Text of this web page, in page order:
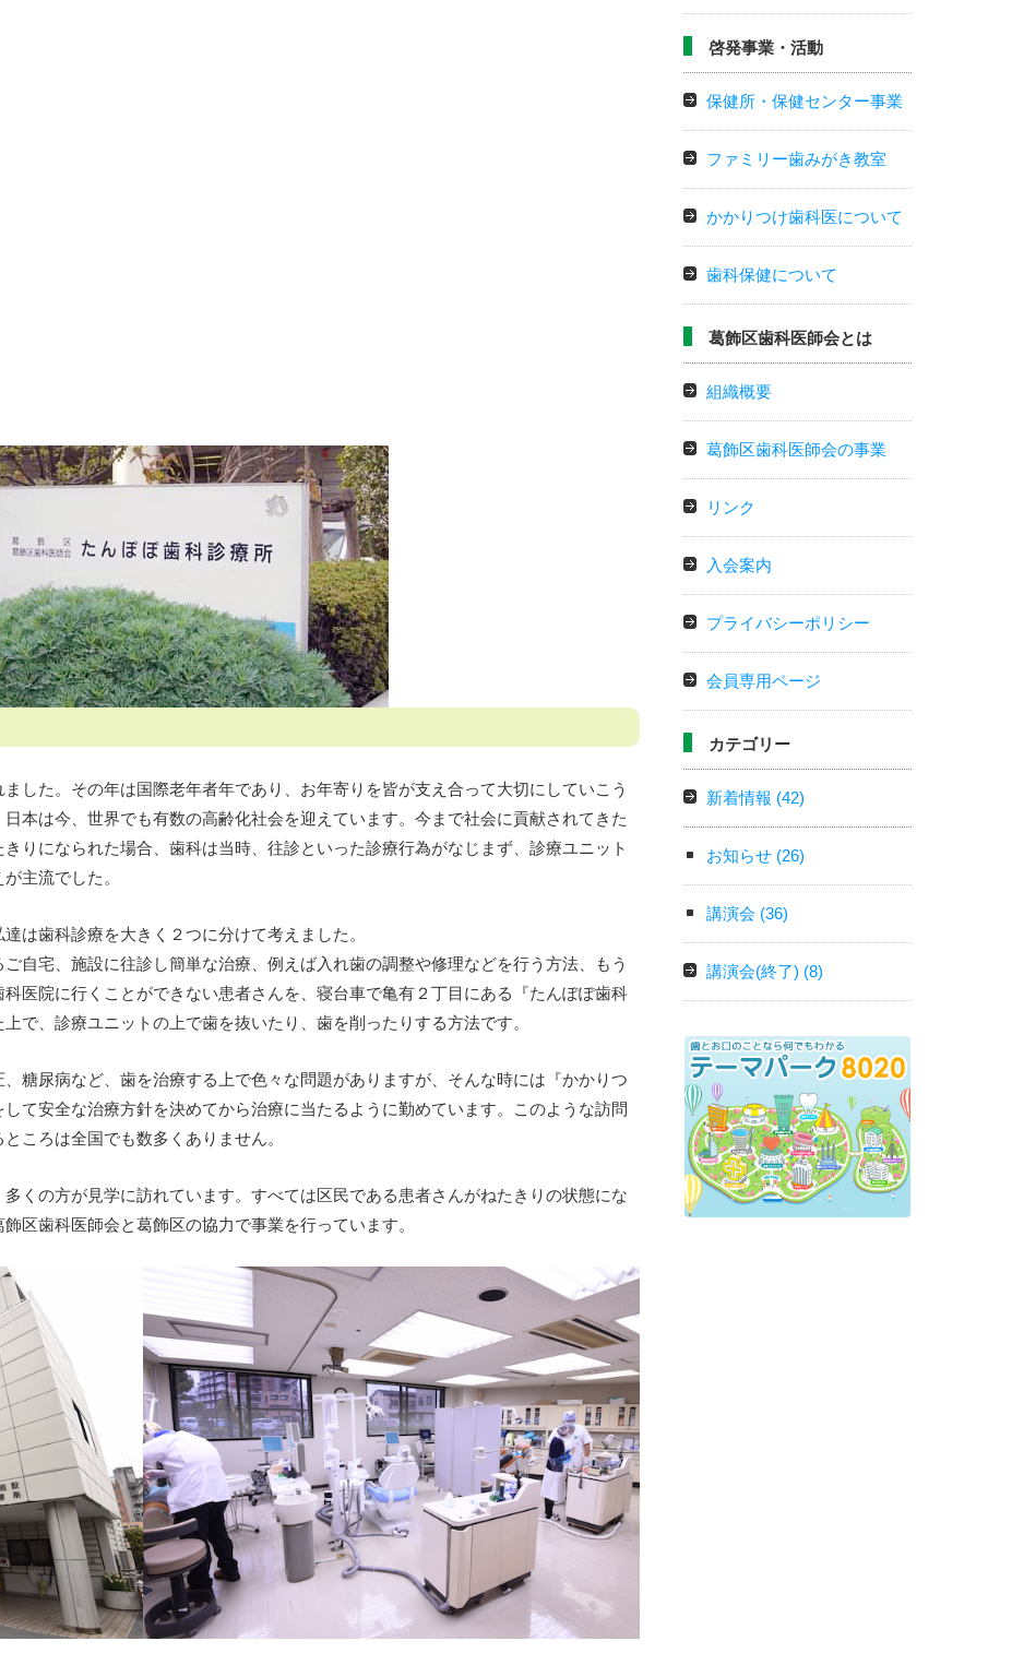
した。その年は国際老年者年であり、お年寄りを皆が支え合って大切にしていこう
本は今、世界でも有数の高齢化社会を迎えています。今まで社会に貢献されてきた
りになられた場合、歯科は当時、往診といった診療行為がなじまず、診療ユニット
主流でした。
は歯科診療を大きく２つに分けて考えました。
自宅、施設に往診し簡単な治療、例えば入れ歯の調整や修理などを行う方法、もう
医院に行くことができない患者さんを、寝台車で亀有２丁目にある『たんぽぽ歯科
で、診療ユニットの上で歯を抜いたり、歯を削ったりする方法です。
糖尿病など、歯を治療する上で色々な問題がありますが、そんな時には『かかりつ
て安全な治療方針を決めてから治療に当たるように勤めています。このような訪問
ころは全国でも数多くありません。
くの方が見学に訪れています。すべては区民である患者さんがねたきりの状態にな
区歯科医師会と葛飾区の協力で事業を行っています。
啓発事業・活動
保健所・保健センター事業
ファミリー歯みがき教室
かかりつけ歯科医について
歯科保健について
葛飾区歯科医師会とは
組織概要
葛飾区歯科医師会の事業
リンク
入会案内
プライバシーポリシー
会員専用ページ
カテゴリー
新着情報 (42)
お知らせ (26)
講演会 (36)
講演会(終了) (8)